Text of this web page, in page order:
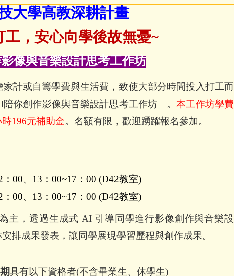
大學高教深耕計畫
工，安心向學後故無憂~
像與音樂設計思考工作坊
家計或自籌學費與生活費，致使大部分時間投入打工而
陪你創作影像與音樂設計思考工作坊」。本工作坊學費
時196元補助金。名額有限，歡迎踴躍報名參加。
： 00、 13 ： 00~17 ： 00 (D42教室)
： 00、 13 ： 00~17 ： 00 (D42教室)
主，透過生成式 AI 引導同學進行影像創作與音樂設
排成果發表，讓同學展現學習歷程與創作成果。
具有以下資格者(不含畢業生、休學生)